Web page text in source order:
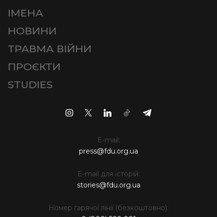
ІМЕНА
НОВИНИ
ТРАВМА ВІЙНИ
ПРОЄКТИ
STUDIES
E-mail:
press@fdu.org.ua
E-mail для історій:
stories@fdu.org.ua
Номер гарячої лінії (безкоштовно):